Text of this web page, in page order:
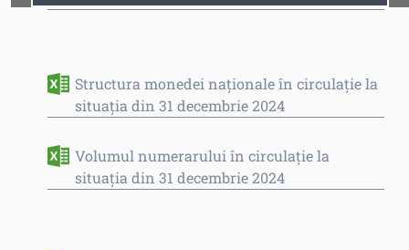
Structura monedei naţionale în circulaţie la
situaţia din 31 decembrie 2024
Volumul numerarului în circulaţie la
situația din 31 decembrie 2024